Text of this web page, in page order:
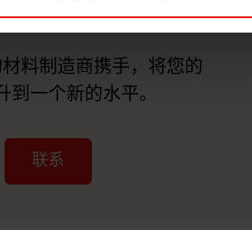
系我们
料制造商携手，将您的
到一个新的水平。
联系